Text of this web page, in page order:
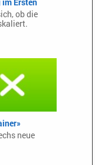
ob die
neue